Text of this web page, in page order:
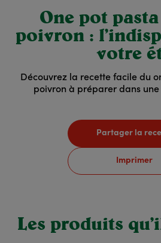
One pot
poivron :
votre
Découvrez la recette facile du
poivron à préparer dans une
Partager la
Imprimer
Les produits